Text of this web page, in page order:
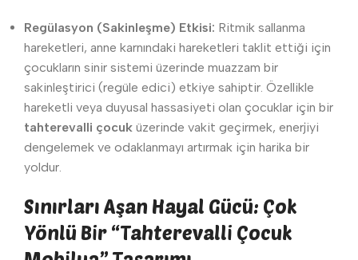
Regülasyon (Sakinleşme) Etkisi: Ritmik sallanma
hareketleri, anne karnındaki hareketleri taklit ettiği için
çocukların sinir sistemi üzerinde muazzam bir
sakinleştirici (regüle edici) etkiye sahiptir. Özellikle
hareketli veya duyusal hassasiyeti olan çocuklar için bir
tahterevalli çocuk üzerinde vakit geçirmek, enerjiyi
dengelemek ve odaklanmayı artırmak için harika bir
yoldur.
Sınırları Aşan Hayal Gücü: Çok
Yönlü Bir “Tahterevalli Çocuk